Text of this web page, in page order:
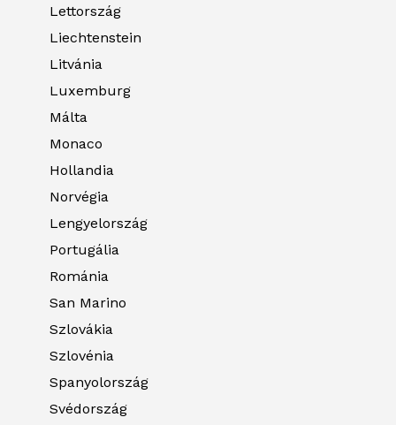
Lettország
Liechtenstein
Litvánia
Luxemburg
Málta
Monaco
Hollandia
Norvégia
Lengyelország
Portugália
Románia
San Marino
Szlovákia
Szlovénia
Spanyolország
Svédország